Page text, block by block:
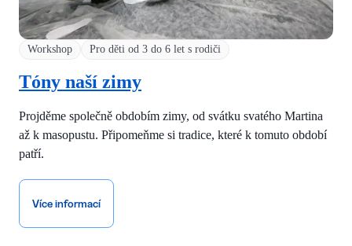
Workshop Pro děti od 3 do 6 let s rodiči
Tóny naší zimy
Projděme společně obdobím zimy, od svátku svatého Martina
až k masopustu. Připomeňme si tradice, které k tomuto období
patří.
Více informací